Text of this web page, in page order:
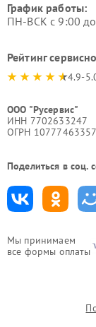
Мы принимаем
все формы оплаты
График работы:
ПН-ВСК с 9:00
Рейтинг
4.9-
ООО "Русервис"
ИНН 7702633247
ОГРН
Поделиться в соц.